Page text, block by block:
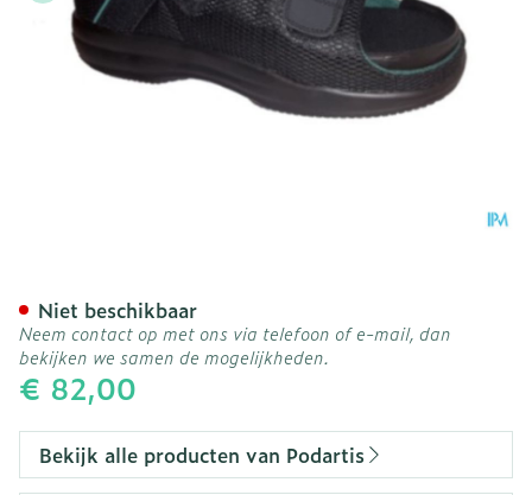
€ 82,00
Niet beschikbaar
Neem contact op met ons via telefoon of e-mail, dan
bekijken we samen de mogelijkheden.
Bekijk alle producten van Podartis